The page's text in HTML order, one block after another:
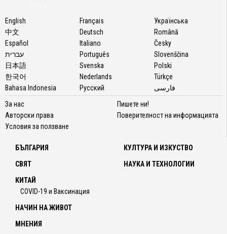
English
中文
Español
עברית
日本語
한국어
Bahasa Indonesia
Français
Deutsch
Italiano
Português
Svenska
Nederlands
Русский
Українська
Română
Česky
Slovenščina
Polski
Türkçe
فارسی
За нас
Авторски права
Условия за ползване
Пишете ни!
Поверителност на информацията
БЪЛГАРИЯ
СВЯТ
КИТАЙ
COVID-19 и Ваксинация
КУЛТУРА И ИЗКУСТВО
НАУКА И ТЕХНОЛОГИИ
НАЧИН НА ЖИВОТ
МНЕНИЯ